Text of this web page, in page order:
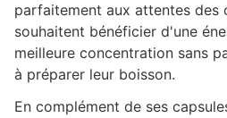
parfaitement aux attentes des
souhaitent bénéficier d'une
meilleure concentration sans
à préparer leur boisson.
En complément de ses